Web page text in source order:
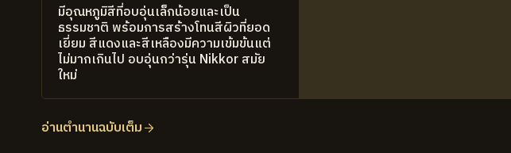
มีอุณหภูมิสีที่อบอุ่นเล็กน้อยและเป็น
ธรรมชาติ พร้อมการสร้างโทนสีผิวที่ยอด
เยี่ยม สีแดงและสีเหลืองมีความเข้มข้นแต่
ไม่มากเกินไป อบอุ่นกว่ารุ่น Nikkor สมัย
ใหม่
อ่านตำนานฉบับเต็ม